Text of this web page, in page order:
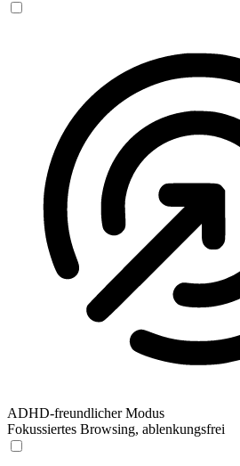
ADHD-freundlicher Modus
Fokussiertes Browsing, ablenkungsfrei